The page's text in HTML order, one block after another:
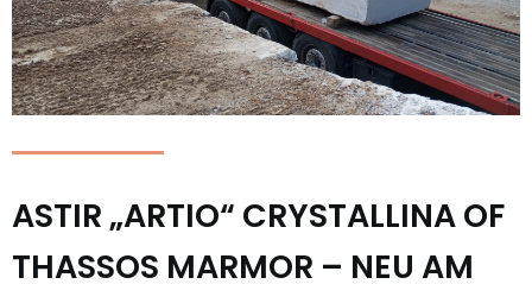
ASTIR „ARTIO“ CRYSTALLINA OF
THASSOS MARMOR – NEU AM